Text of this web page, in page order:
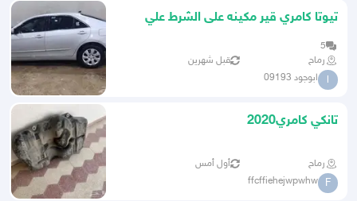
تيوتا كامري قير مكينه على الشرط علي
5
رماح
قبل شهرين
ا ابوجود 09193
تانكي كامري2020
رماح أول أمس
F
ffcffiehejwpwhw